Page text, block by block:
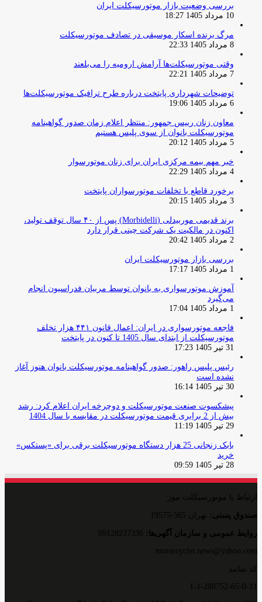
بررسی وضعیت بازار موتورسیکلت ایران
10 مرداد 1405 18:27
مرگ برنده اسکار موسیقی در تصادف موتورسیکلت
8 مرداد 1405 22:33
وقتی موتورسیکلت‌ها آرامش ارومیه را می‌بلعند
7 مرداد 1405 22:21
توضیحات شهرداری پایتخت درباره طرح ترافیک موتورسیکلت‌ها
6 مرداد 1405 19:06
معاون زنان رییس جمهور: منتظر اعلام زمان صدور گواهینامه
موتورسیکلت بانوان از سوی پلیس هستیم
5 مرداد 1405 20:12
خبر مهم بیمه مرکزی ایران برای زنان موتورسوار
4 مرداد 1405 22:29
برخورد قاطع با تخلفات موتورسواران پایتخت
3 مرداد 1405 20:15
برند قدیمی موربیدلی (Morbidelli) پس از ۴۰ سال توقف تولید،
اکنون در مالکیت یک شرکت چینی قرار دارد
2 مرداد 1405 20:42
بررسی بازار موتورسیکلت ایران
1 مرداد 1405 17:17
آموزش موتورسواری به بانوان توسط مربیان فدراسیون انجام
می‌گیرد
1 مرداد 1405 17:04
فاجعه موتورسواری در ایران: اعمال قانون ۴۴۱ هزار تخلف
موتورسیکلت از ابتدای سال 1405 تا کنون در پایتخت
31 تیر 1405 17:23
رئیس پلیس راهور: صدور گواهینامه موتورسیکلت بانوان هنوز آغاز
نشده است
30 تیر 1405 16:14
پیشکسوت صنعت موتورسیکلت و دوچرخه ایران اعلام کرد: رشد
بیش از 2 برابری قیمت موتورسیکلت در مقایسه با سال 1404
29 تیر 1405 11:19
بابک زنجانی 25 هزار دستگاه موتورسیکلت برقی برای «پستکس»
خرید
28 تیر 1405 09:59
ارتباط با موتورسیکلت نیوز
صندوق پستی: تهران 565-19575
روایط عمومی و سازمان آگهی‌ها:
motorcyclet.news@yahoo.com
کد شامد
1-1-288752-65-0-11